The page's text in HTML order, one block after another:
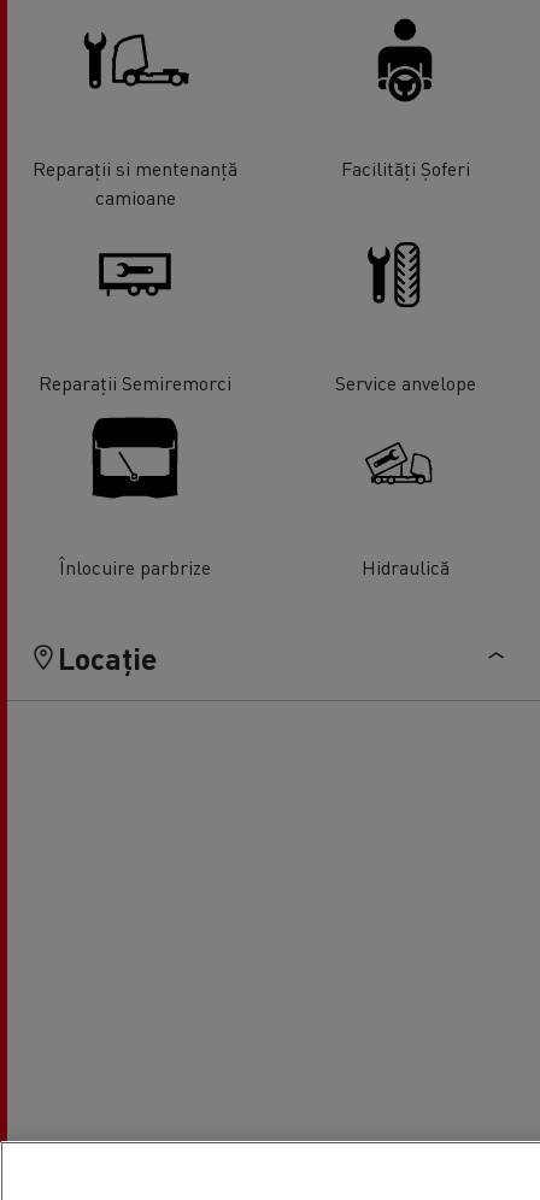
Reparații si mentenanță
camioane
Facilități Șoferi
Reparații Semiremorci Service anvelope
Înlocuire parbrize Hidraulică
Locație